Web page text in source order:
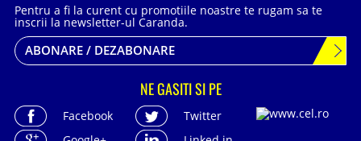
Pentru a fi la curent cu promotiile noastre te rugam sa te
inscrii la newsletter-ul Caranda.
ABONARE / DEZABONARE
NE GASITI SI PE
Facebook
Twitter